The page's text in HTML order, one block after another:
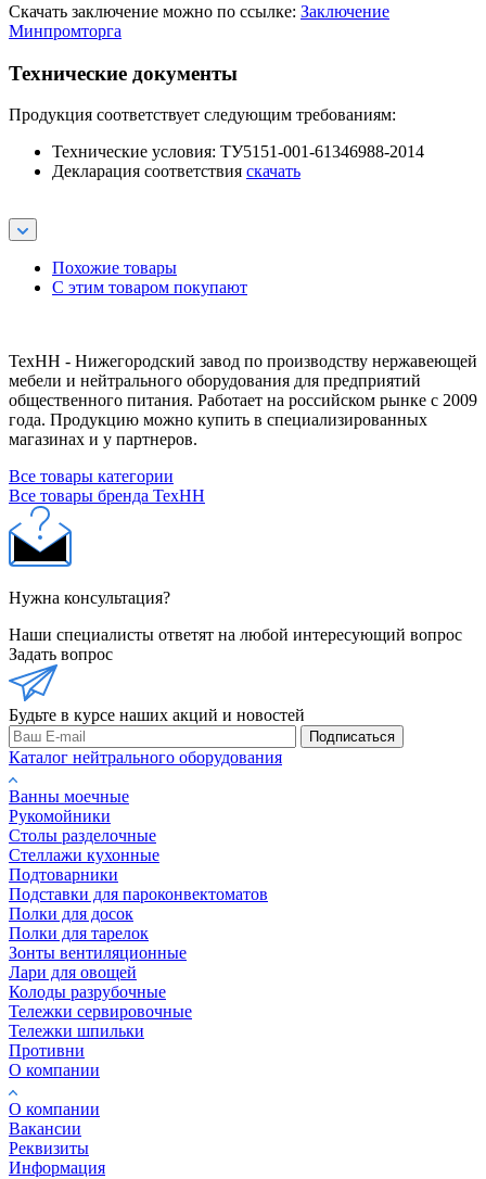
Скачать заключение можно по ссылке: Заключение
Минпромторга
Технические документы
Продукция соответствует следующим требованиям:
Технические условия: ТУ5151-001-61346988-2014
Декларация соответствия скачать
Похожие товары
С этим товаром покупают
ТехНН - Нижегородский завод по производству нержавеющей
мебели и нейтрального оборудования для предприятий
общественного питания. Работает на российском рынке с 2009
года. Продукцию можно купить в специализированных
магазинах и у партнеров.
Все товары категории
Все товары бренда ТехНН
Нужна консультация?
Наши специалисты ответят на любой интересующий вопрос
Задать вопрос
Будьте в курсе наших акций и новостей
Подписаться
Каталог нейтрального оборудования
Ванны моечные
Рукомойники
Столы разделочные
Стеллажи кухонные
Подтоварники
Подставки для пароконвектоматов
Полки для досок
Полки для тарелок
Зонты вентиляционные
Лари для овощей
Колоды разрубочные
Тележки сервировочные
Тележки шпильки
Противни
О компании
О компании
Вакансии
Реквизиты
Информация